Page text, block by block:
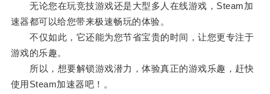
无论您在玩竞技游戏还是大型多人在线游戏，Steam加
速器都可以给您带来极速畅玩的体验。
不仅如此，它还能为您节省宝贵的时间，让您更专注于
游戏的乐趣。
所以，想要解锁游戏潜力，体验真正的游戏乐趣，赶快
使用Steam加速器吧！。